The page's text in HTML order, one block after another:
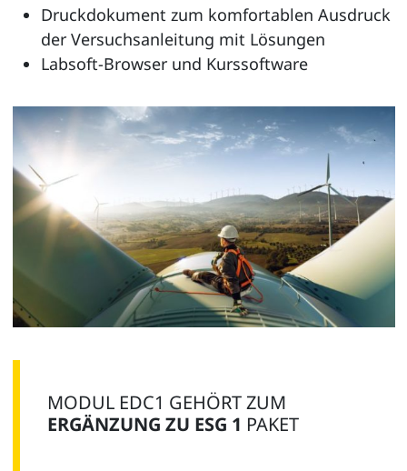
Druckdokument zum komfortablen Ausdruck
der Versuchsanleitung mit Lösungen
Labsoft-Browser und Kurssoftware
MODUL EDC1 GEHÖRT ZUM
ERGÄNZUNG ZU ESG 1 PAKET